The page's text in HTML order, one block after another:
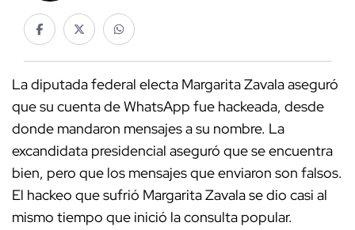
La diputada federal electa Margarita Zavala aseguró
que su cuenta de WhatsApp fue hackeada, desde
donde mandaron mensajes a su nombre. La
excandidata presidencial aseguró que se encuentra
bien, pero que los mensajes que enviaron son falsos.
El hackeo que sufrió Margarita Zavala se dio casi al
mismo tiempo que inició la consulta popular.